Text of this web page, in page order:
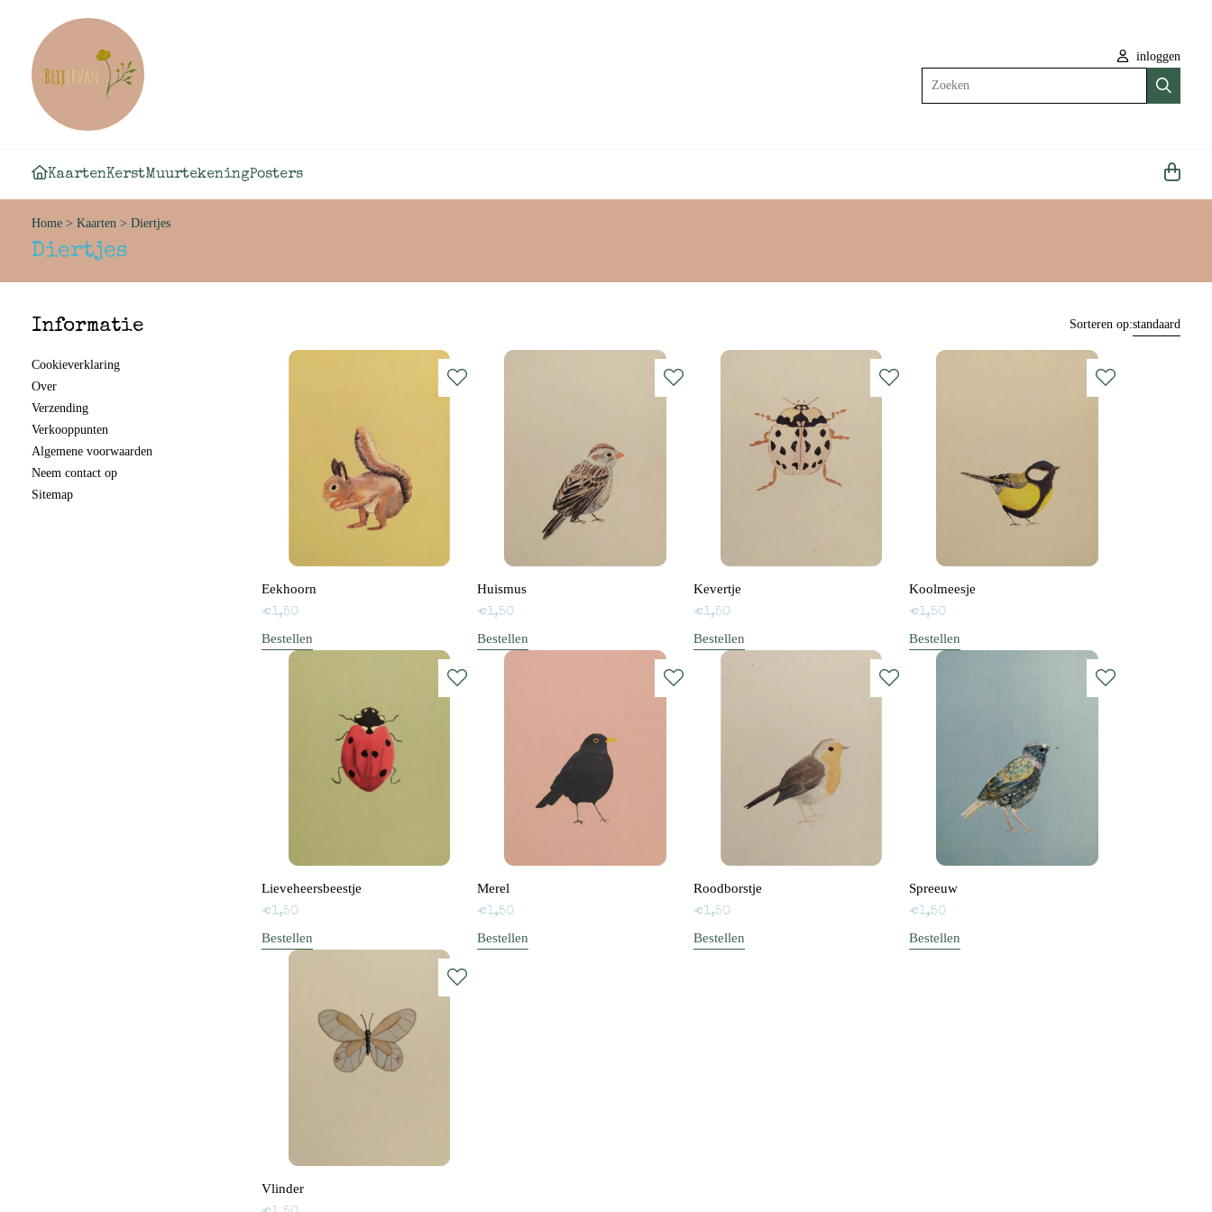
inloggen
KaartenKerstMuurtekeningPosters
Home > Kaarten > Diertjes
Diertjes
Informatie
Cookieverklaring
Over
Verzending
Verkooppunten
Algemene voorwaarden
Neem contact op
Sitemap
Sorteren op:standaard
Eekhoorn
€1,50
Bestellen
Huismus
€1,50
Bestellen
Kevertje
€1,50
Bestellen
Koolmeesje
€1,50
Bestellen
Lieveheersbeestje
€1,50
Bestellen
Merel
€1,50
Bestellen
Roodborstje
€1,50
Bestellen
Spreeuw
€1,50
Bestellen
Vlinder